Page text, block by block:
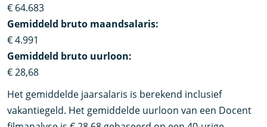
€ 64.683
Gemiddeld bruto maandsalaris:
€ 4.991
Gemiddeld bruto uurloon:
€ 28,68
Het gemiddelde jaarsalaris is berekend inclusief
vakantiegeld. Het gemiddelde uurloon van een Docent